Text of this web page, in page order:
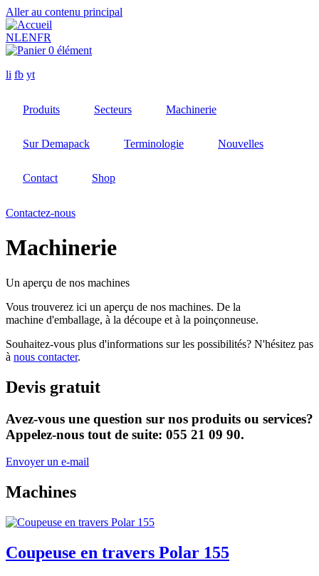
Aller au contenu principal
NLENFR
0 élément
li fb yt
Produits Secteurs Machinerie
Sur Demapack Terminologie Nouvelles
Contact Shop
Contactez-nous
Machinerie
Un aperçu de nos machines
Vous trouverez ici un aperçu de nos machines. De la
machine d'emballage, à la découpe et à la poinçonneuse.
Souhaitez-vous plus d'informations sur les possibilités? N'hésitez pas
à nous contacter.
Devis gratuit
Avez-vous une question sur nos produits ou services?
Appelez-nous tout de suite: 055 21 09 90.
Envoyer un e-mail
Machines
Coupeuse en travers Polar 155